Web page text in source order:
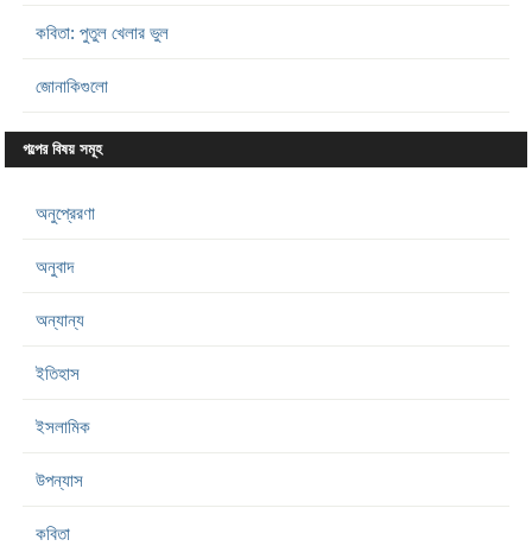
কবিতা: পুতুল খেলার ভুল
জোনাকিগুলো
গল্পের বিষয় সমূহ
অনুপ্রেরণা
অনুবাদ
অন্যান্য
ইতিহাস
ইসলামিক
উপন্যাস
কবিতা